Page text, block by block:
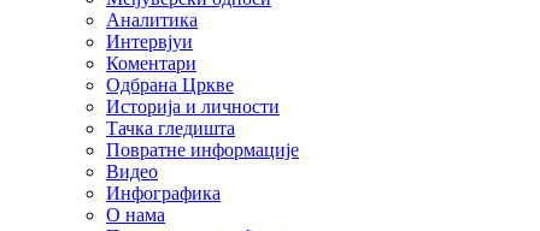
Аналитика
Интервјуи
Коментари
Одбрана Цркве
Историја и личности
Тачка гледишта
Повратне информације
Видео
Инфографика
О нама